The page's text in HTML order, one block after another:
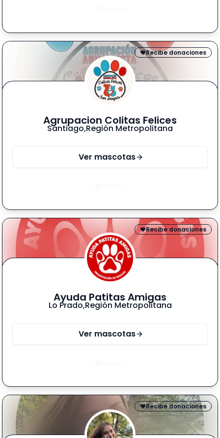
Recibe donaciones
Agrupacion Colitas Felices
Santiago,Región Metropolitana
Ver mascotas
Recibe donaciones
Ayuda Patitas Amigas
Lo Prado,Región Metropolitana
Ver mascotas
Recibe donaciones